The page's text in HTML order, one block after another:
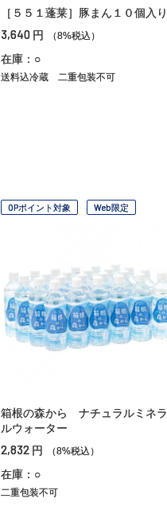
［５５１蓬莱］豚まん１０個入り
3,640 円 （8%税込）
在庫：○
送料込冷蔵 二重包装不可
OPポイント対象 Web限定
箱根の森から ナチュラルミネラ
ルウォーター
2,832 円 （8%税込）
在庫：○
二重包装不可